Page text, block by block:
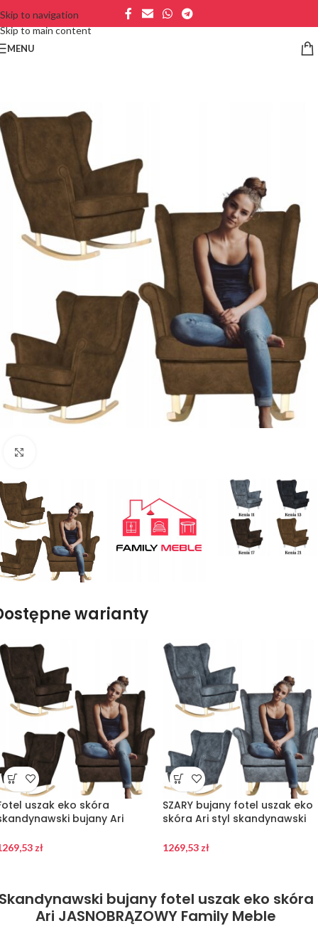
Skip to navigation
Skip to main content
MENU
warianty
uszak eko skóra
bujany Ari
zł
SZARY bujany fotel uszak eko
skóra Ari styl skandynawski
1269,53 zł
bujany fotel uszak eko skóra
Ari JASNOBRĄZOWY Family Meble